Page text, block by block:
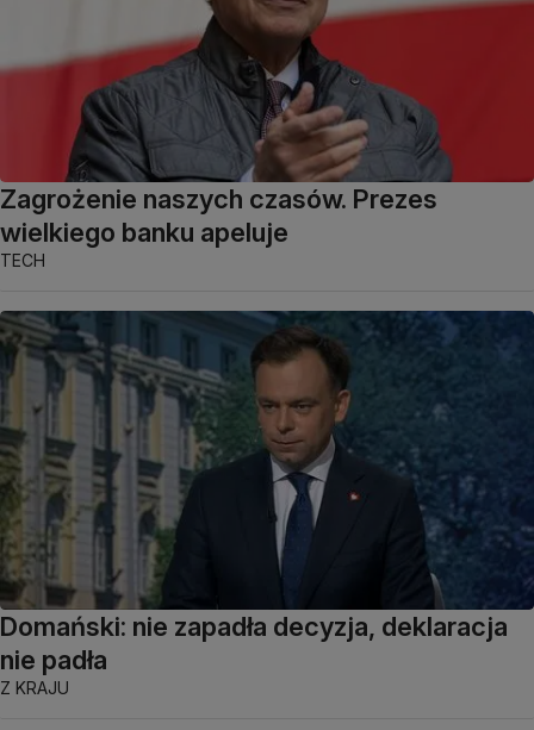
Zagrożenie naszych czasów. Prezes
wielkiego banku apeluje
TECH
Domański: nie zapadła decyzja, deklaracja
nie padła
Z KRAJU